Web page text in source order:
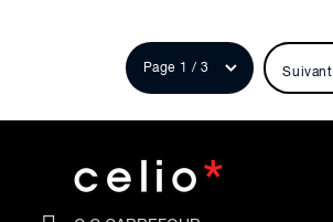
Suivant